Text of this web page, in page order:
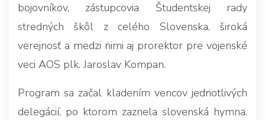
bojovníkov, zástupcovia Študentskej rady
stredných škôl z celého Slovenska, široká
verejnosť a medzi nimi aj prorektor pre vojenské
veci AOS plk. Jaroslav Kompan.
Program sa začal kladením vencov jednotlivých
delegácií, po ktorom zaznela slovenská hymna.